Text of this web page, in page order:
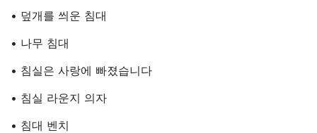
• 덮개를 씌운 침대
• 나무 침대
• 침실은 사랑에 빠졌습니다
• 침실 라운지 의자
• 침대 벤치